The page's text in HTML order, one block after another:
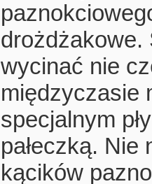
drożdżakowe.
wycinać nie
międzyczasie
specjalnym
pałeczką. Nie
kącików